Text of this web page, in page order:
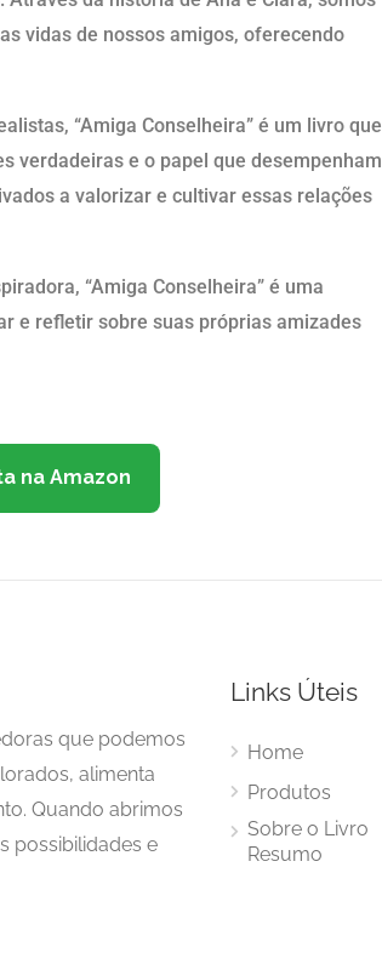
vidas de nossos amigos, oferecendo
“Amiga Conselheira” é um livro que
verdadeiras e o papel que desempenham
a valorizar e cultivar essas relações
“Amiga Conselheira” é uma
e refletir sobre suas próprias amizades
na Amazon
que podemos
alimenta
Quando abrimos
possibilidades e
Links Úteis
Home
Produtos
Sobre o Livro
Resumo